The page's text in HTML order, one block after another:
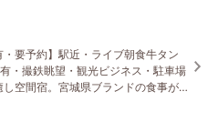
・要予約】駅近・ライブ朝食牛タン
・撮鉄眺望・観光ビジネス・駐車場
空間宿。宮城県ブランドの食事が
カップルが美味いと大絶賛！客室高